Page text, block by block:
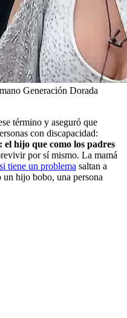
Generación Dorada
término y aseguró que
con discapacidad:
hijo que como los padres
por sí mismo. La mamá
si tiene un problema saltan a
un hijo bobo, una persona